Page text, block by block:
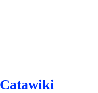
Catawiki